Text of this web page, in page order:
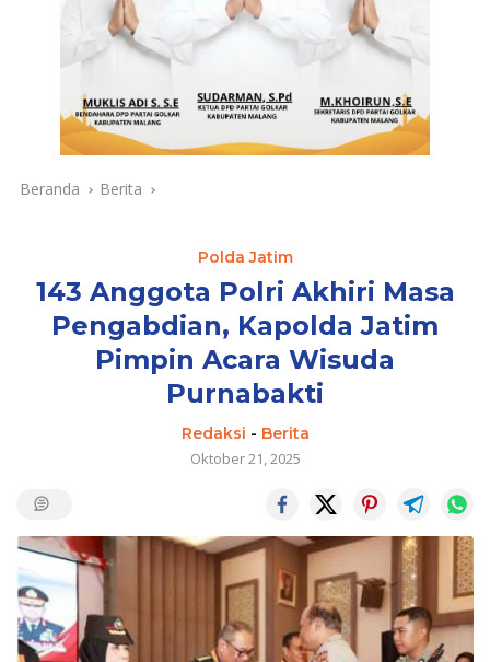
Beranda Berita
Polda Jatim
143 Anggota Polri Akhiri Masa
Pengabdian, Kapolda Jatim
Pimpin Acara Wisuda
Purnabakti
Redaksi - Berita
Oktober 21, 2025